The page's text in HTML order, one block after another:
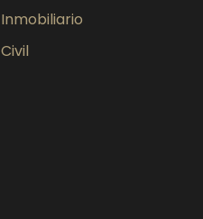
Inmobiliario
Civil